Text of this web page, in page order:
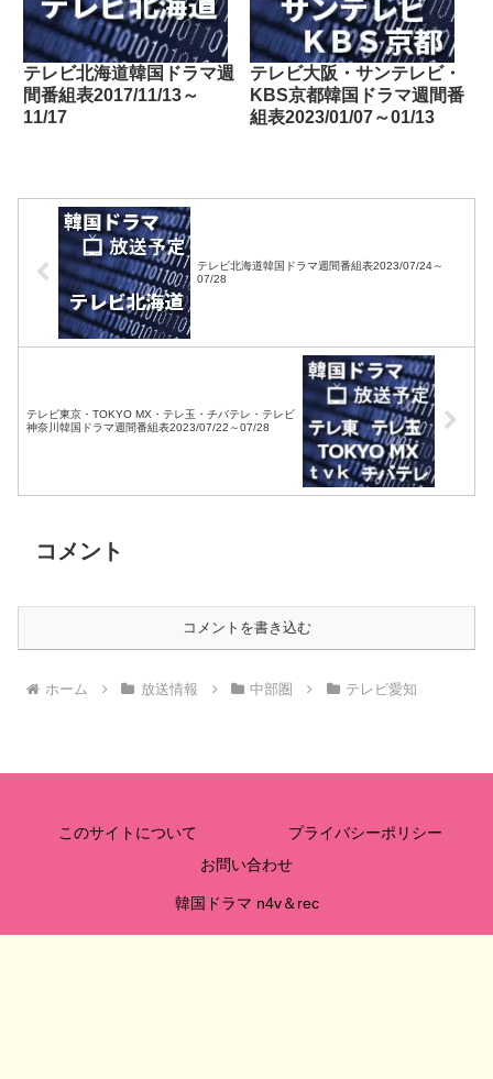
テレビ北海道韓国ドラマ週
間番組表2017/11/13～
11/17
テレビ大阪・サンテレビ・
KBS京都韓国ドラマ週間番
組表2023/01/07～01/13
テレビ北海道韓国ドラマ週間番組表2023/07/24～
07/28
テレビ東京・TOKYO MX・テレ玉・チバテレ・テレビ
神奈川韓国ドラマ週間番組表2023/07/22～07/28
コメント
コメントを書き込む
ホーム 放送情報 中部圏 テレビ愛知
このサイトについて
プライバシーポリシー
お問い合わせ
韓国ドラマ n4v＆rec